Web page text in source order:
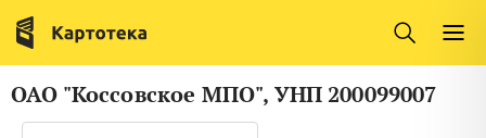
Италия
Люксембург
Литва
ОАО "Коссовское МПО", УНП 200099007